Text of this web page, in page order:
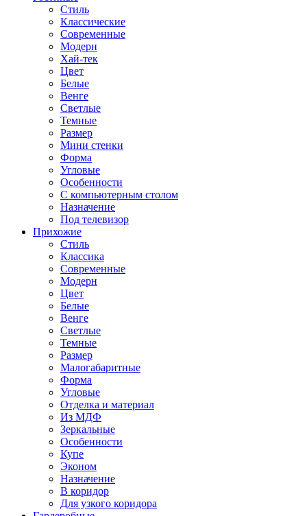
Стиль
Классические
Современные
Модерн
Хай-тек
Цвет
Белые
Венге
Светлые
Темные
Размер
Мини стенки
Форма
Угловые
Особенности
С компьютерным столом
Назначение
Под телевизор
Прихожие
Стиль
Классика
Современные
Модерн
Цвет
Белые
Венге
Светлые
Темные
Размер
Малогабаритные
Форма
Угловые
Отделка и материал
Из МДФ
Зеркальные
Особенности
Купе
Эконом
Назначение
В коридор
Для узкого коридора